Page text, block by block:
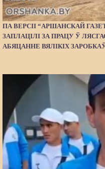
ПА ВЕРСІІ “АРШАНСКАЙ
ЗАПЛАЦІЛІ ЗА ПРАЦУ Ў
АБЯЦАННЕ ВЯЛІКІХ